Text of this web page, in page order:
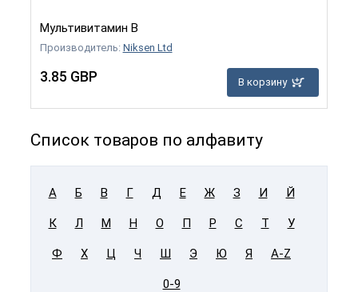
Мультивитамин B
Производитель: Niksen Ltd
3.85 GBP В корзину
Список товаров по алфавиту
А Б В Г Д Е Ж З И Й
К Л М Н О П Р С Т У
Ф Х Ц Ч Ш Э Ю Я A-Z
0-9